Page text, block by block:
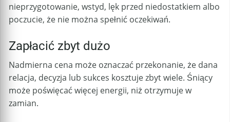
nieprzygotowanie, wstyd, lęk przed niedostatkiem albo
poczucie, że nie można spełnić oczekiwań.
Zapłacić zbyt dużo
Nadmierna cena może oznaczać przekonanie, że dana
relacja, decyzja lub sukces kosztuje zbyt wiele. Śniący
może poświęcać więcej energii, niż otrzymuje w
zamian.